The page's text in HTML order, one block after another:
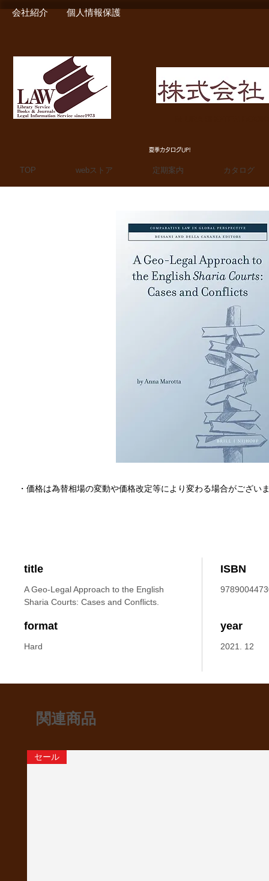
会社紹介 個人情報保護
夏季カタログUP!
TOP webストア 定期案内 カタログ
title
A Geo-Legal Approach to the English
Sharia Courts: Cases and Conflicts.
ISBN
format
Hard
year
2021. 12
・価格は為替相場の変動や価格改定等により変わる場合がござい
関連商品
セール